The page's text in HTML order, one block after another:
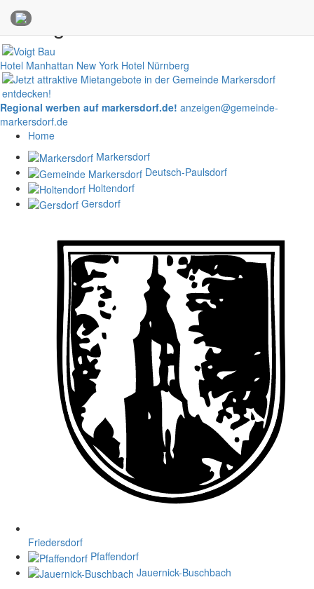
Anzeigen
Hotel Manhattan New York Hotel Nürnberg
Regional werben auf markersdorf.de! anzeigen@gemeinde-
markersdorf.de
Home
Markersdorf
Deutsch-Paulsdorf
Holtendorf
Gersdorf
Friedersdorf
Pfaffendorf
Jauernick-Buschbach